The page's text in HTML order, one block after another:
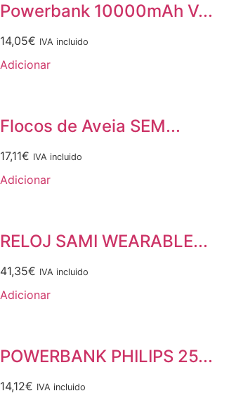
Powerbank 10000mAh V...
14,05€ IVA incluido
Adicionar
Flocos de Aveia SEM...
17,11€ IVA incluido
Adicionar
RELOJ SAMI WEARABLE...
41,35€ IVA incluido
Adicionar
POWERBANK PHILIPS 25...
14,12€ IVA incluido